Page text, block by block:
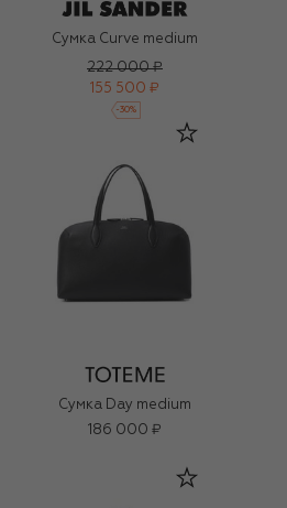
Сумка Curve medium
222 000 ₽
155 500 ₽
-30%
Сумка Day medium
186 000 ₽